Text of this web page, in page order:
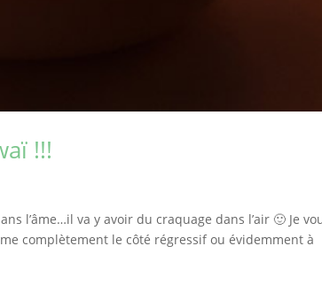
!!!
l’âme…il va y avoir du craquage dans l’air 🙂 Je
complètement le côté régressif ou évidemment à